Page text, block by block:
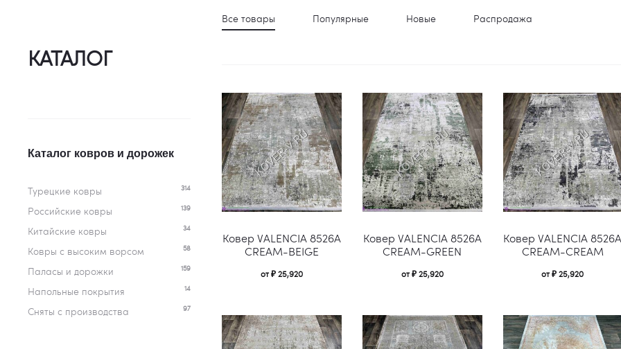
Все товары Популярные Новые Распродажа
товар
вариаций.
Опции
Ковер VALENCIA 8526A
CREAM-BEIGE
от₽25,920
товар
вариаций.
Опции
Ковер VALENCIA 8526A
CREAM-GREEN
от₽25,920
Ковер VALENCIA 8526A
CREAM-CREAM
от₽25,920
КАТАЛОГ
Каталог ковров и дорожек
Турецкие ковры 314
Российские ковры 139
Китайские ковры 34
Ковры c высоким ворсом 58
Паласы и дорожки 159
Напольные покрытия 14
Сняты с производства 97